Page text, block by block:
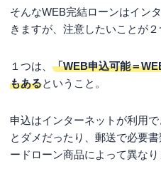
そんなWEB完結ローンはイン
きますが、注意したいことが２
１つは、 「WEB申込可能＝
もあるということ。
申込はインターネットが利用
とダメだったり、郵送で必要
ードローン商品によって異なり